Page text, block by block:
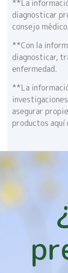
**La
diagnosticar
consejo
**Con la
diagnosticar,
enfermedad.
**La
asegurar
productos aquí